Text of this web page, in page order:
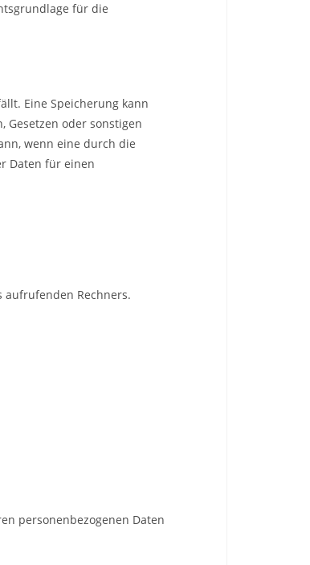
für die
Eine Speicherung kann
oder sonstigen
wenn eine durch die
Daten für einen
Rechners.
personenbezogenen Daten